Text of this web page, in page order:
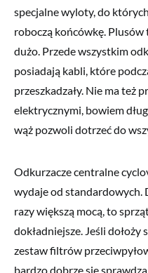
specjalne wyloty, do
roboczą końcówkę.
dużo. Przede wszystkim
posiadają kabli, które
przeszkadzały. Nie ma też
elektrycznymi, bowiem
wąż pozwoli dotrzeć do
Odkurzacze centralne
wydaje od standardowych.
razy większą mocą, to
dokładniejsze. Jeśli
zestaw filtrów
bardzo dobrze się